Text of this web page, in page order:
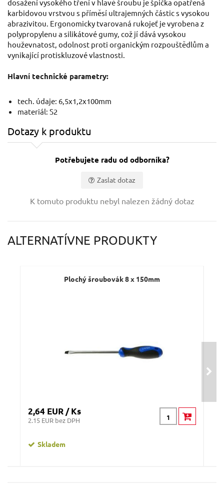
dosažení vysokého tření v hlavě šroubu je špička opatřená
karbidovou vrstvou s příměsí ultrajemných částic s vysokou
abrazivitou. Ergonomicky tvarovaná rukojeť je vyrobena z
polypropylenu a silikátové gumy, což jí dává vysokou
houževnatost, odolnost proti organickým rozpouštědlům a
vynikající protiskluzové vlastnosti.
Hlavní technické parametry:
tech. údaje: 6,5x1,2x100mm
materiál: S2
Dotazy k produktu
Potřebujete radu od odborníka?
Zaslat dotaz
K tomuto produktu nebyl nalezen žádný dotaz
ALTERNATÍVNE PRODUKTY
Plochý šroubovák 8 x 150mm
2,64 EUR / Ks
2.15 EUR bez DPH
Skladem